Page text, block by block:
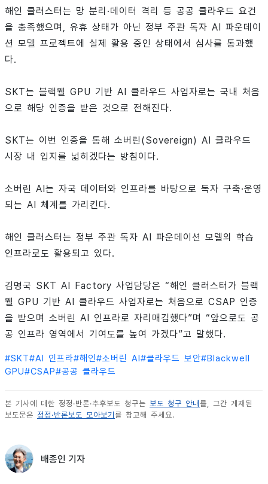
해인 클러스터는 망 분리·데이터 격리 등 공공 클라우드 요건
을 충족했으며, 유휴 상태가 아닌 정부 주관 독자 AI 파운데이
션 모델 프로젝트에 실제 활용 중인 상태에서 심사를 통과했
다.
SKT는 블랙웰 GPU 기반 AI 클라우드 사업자로는 국내 처음
으로 해당 인증을 받은 것으로 전해진다.
SKT는 이번 인증을 통해 소버린(Sovereign) AI 클라우드
시장 내 입지를 넓히겠다는 방침이다.
소버린 AI는 자국 데이터와 인프라를 바탕으로 독자 구축·운영
되는 AI 체계를 가리킨다.
해인 클러스터는 정부 주관 독자 AI 파운데이션 모델의 학습
인프라로도 활용되고 있다.
김명국 SKT AI Factory 사업담당은 “해인 클러스터가 블랙
웰 GPU 기반 AI 클라우드 사업자로는 처음으로 CSAP 인증
을 받으며 소버린 AI 인프라로 자리매김했다”며 “앞으로도 공
공 인프라 영역에서 기여도를 높여 가겠다”고 말했다.
#SKT#AI 인프라#해인#소버린 AI#클라우드 보안#Blackwell
GPU#CSAP#공공 클라우드
본 기사에 대한 정정·반론·추후보도 청구는 보도 청구 안내를, 그간 게재된
보도문은 정정·반론보도 모아보기를 참고해 주세요.
배종인 기자